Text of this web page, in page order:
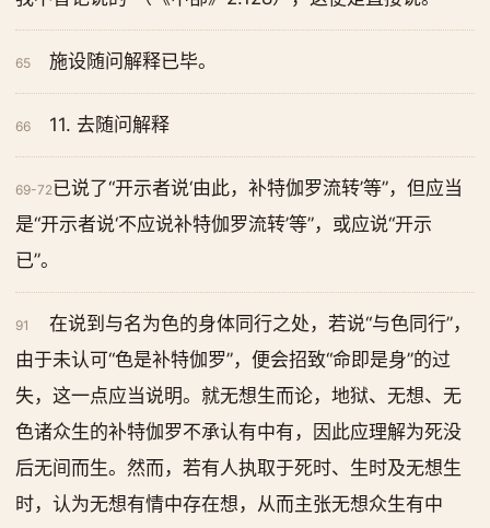
65 施设随问解释已毕。
66 11. 去随问解释
69-72已说了“开示者说‘由此，补特伽罗流转’等”，但应当
是“开示者说‘不应说补特伽罗流转’等”，或应说“开示
已”。
91
在说到与名为色的身体同行之处，若说“与色同行”，
由于未认可“色是补特伽罗”，便会招致“命即是身”的过
失，这一点应当说明。就无想生而论，地狱、无想、无
色诸众生的补特伽罗不承认有中有，因此应理解为死没
后无间而生。然而，若有人执取于死时、生时及无想生
时，认为无想有情中存在想，从而主张无想众生有中